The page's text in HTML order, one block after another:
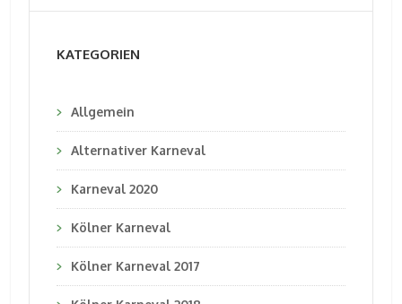
KATEGORIEN
Allgemein
Alternativer Karneval
Karneval 2020
Kölner Karneval
Kölner Karneval 2017